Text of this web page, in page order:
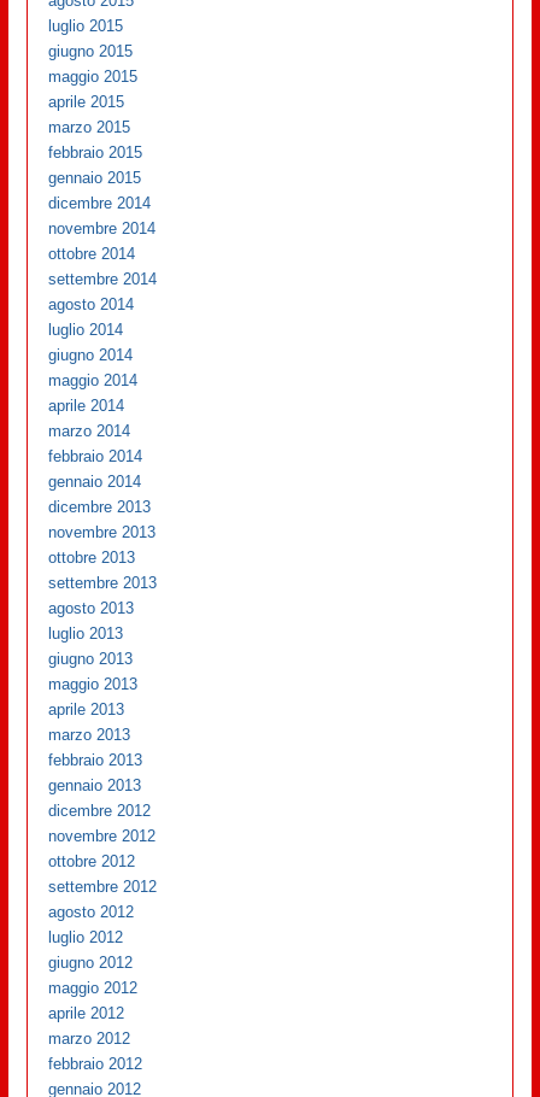
luglio 2015
giugno 2015
maggio 2015
aprile 2015
marzo 2015
febbraio 2015
gennaio 2015
dicembre 2014
novembre 2014
ottobre 2014
settembre 2014
agosto 2014
luglio 2014
giugno 2014
maggio 2014
aprile 2014
marzo 2014
febbraio 2014
gennaio 2014
dicembre 2013
novembre 2013
ottobre 2013
settembre 2013
agosto 2013
luglio 2013
giugno 2013
maggio 2013
aprile 2013
marzo 2013
febbraio 2013
gennaio 2013
dicembre 2012
novembre 2012
ottobre 2012
settembre 2012
agosto 2012
luglio 2012
giugno 2012
maggio 2012
aprile 2012
marzo 2012
febbraio 2012
gennaio 2012